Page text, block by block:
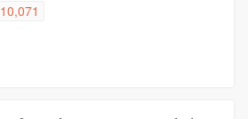
10,071